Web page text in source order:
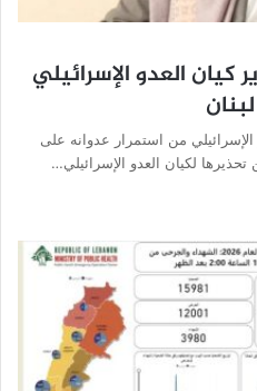
كيان العدو الإسرائيلي
الإسرائيلي من استمرار عدوانه على
تحذيرها لكيان العدو الإسرائيلي…